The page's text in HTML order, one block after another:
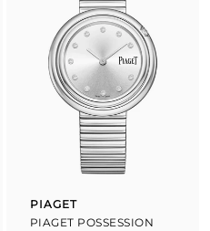
Proveedor:
PIAGET
PIAGET POSSESSION